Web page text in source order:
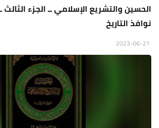
الحسين والتشريع الإسلامي ــ الجزء الثالث
نوافذ التاريخ